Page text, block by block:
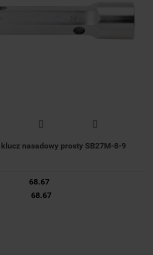
nasadowy prosty SB27M-8-9
68.67
68.67